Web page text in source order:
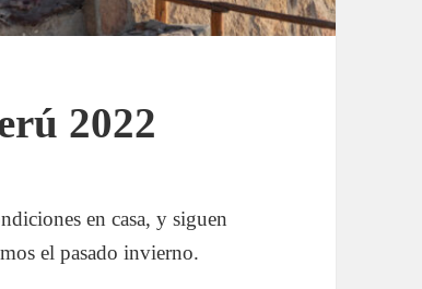
2022
en casa, y siguen
el pasado invierno.